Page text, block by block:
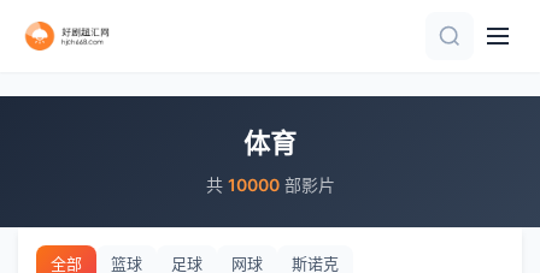
体育
共 10000部影片
全部 篮球 足球 网球 斯诺克
正片
正片
正片
正片
正片
更新国语
正片
20260806
20260806
20260806
20260806
正片
正片
正片
正片
正片
正片
正片
正片
正片
正片
正片
正片
正片
正片
正片
正片
正片
正片
正片